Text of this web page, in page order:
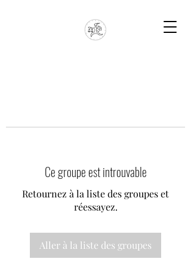
Ce groupe est introuvable
Retournez à la liste des groupes et
réessayez.
Aller à la liste des groupes